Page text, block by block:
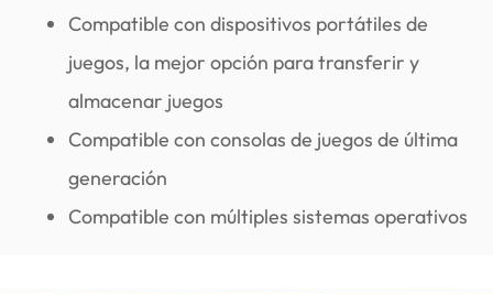
Compatible con dispositivos portátiles de
juegos, la mejor opción para transferir y
almacenar juegos
Compatible con consolas de juegos de última
generación
Compatible con múltiples sistemas operativos